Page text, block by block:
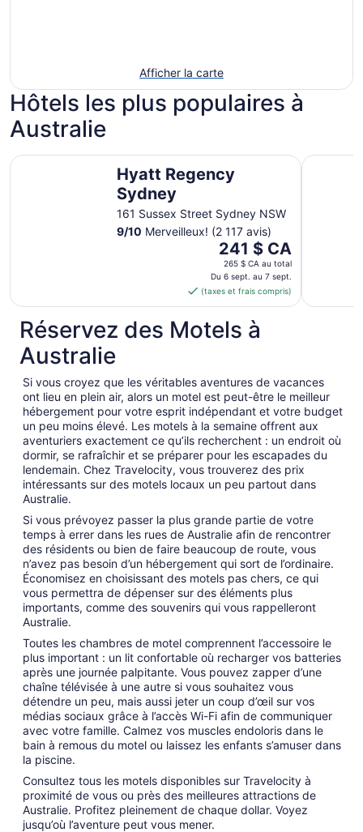
Afficher la carte
Hôtels les plus populaires à
Australie
Hyatt Regency
Sydney
161 Sussex Street Sydney NSW
9/10 Merveilleux! (2 117 avis)
Le
prix
est
de 241 $ CA
par
nuit
du 6
au 7
sept.
241 $ CA
265 $ CA au total
Du 6 sept. au 7 sept.
(taxes et frais compris)
Hyatt Regency Sydney Four
Réservez des Motels à
Australie
Si vous croyez que les véritables aventures de vacances
ont lieu en plein air, alors un motel est peut-être le meilleur
hébergement pour votre esprit indépendant et votre budget
un peu moins élevé. Les motels à la semaine offrent aux
aventuriers exactement ce qu’ils recherchent : un endroit où
dormir, se rafraîchir et se préparer pour les escapades du
lendemain. Chez Travelocity, vous trouverez des prix
intéressants sur des motels locaux un peu partout dans
Australie.
Si vous prévoyez passer la plus grande partie de votre
temps à errer dans les rues de Australie afin de rencontrer
des résidents ou bien de faire beaucoup de route, vous
n’avez pas besoin d’un hébergement qui sort de l’ordinaire.
Économisez en choisissant des motels pas chers, ce qui
vous permettra de dépenser sur des éléments plus
importants, comme des souvenirs qui vous rappelleront
Australie.
Toutes les chambres de motel comprennent l’accessoire le
plus important : un lit confortable où recharger vos batteries
après une journée palpitante. Vous pouvez zapper d’une
chaîne télévisée à une autre si vous souhaitez vous
détendre un peu, mais aussi jeter un coup d’œil sur vos
médias sociaux grâce à l’accès Wi-Fi afin de communiquer
avec votre famille. Calmez vos muscles endoloris dans le
bain à remous du motel ou laissez les enfants s’amuser dans
la piscine.
Consultez tous les motels disponibles sur Travelocity à
proximité de vous ou près des meilleures attractions de
Australie. Profitez pleinement de chaque dollar. Voyez
jusqu’où l’aventure peut vous mener.